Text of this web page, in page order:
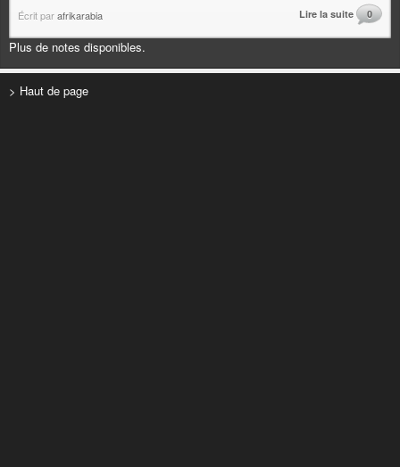
Écrit parafrikarabia Lire la suite 0
Plus de notes disponibles.
> Haut de page